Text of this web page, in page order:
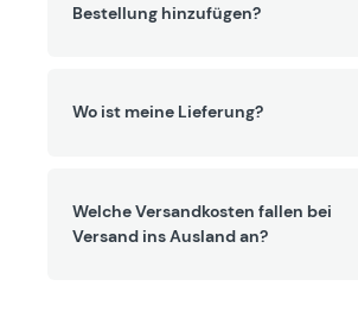
Bestellung hinzufügen?
Wo ist meine Lieferung?
Welche Versandkosten fallen bei
Versand ins Ausland an?